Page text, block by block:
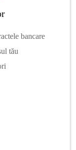
bancare
tău